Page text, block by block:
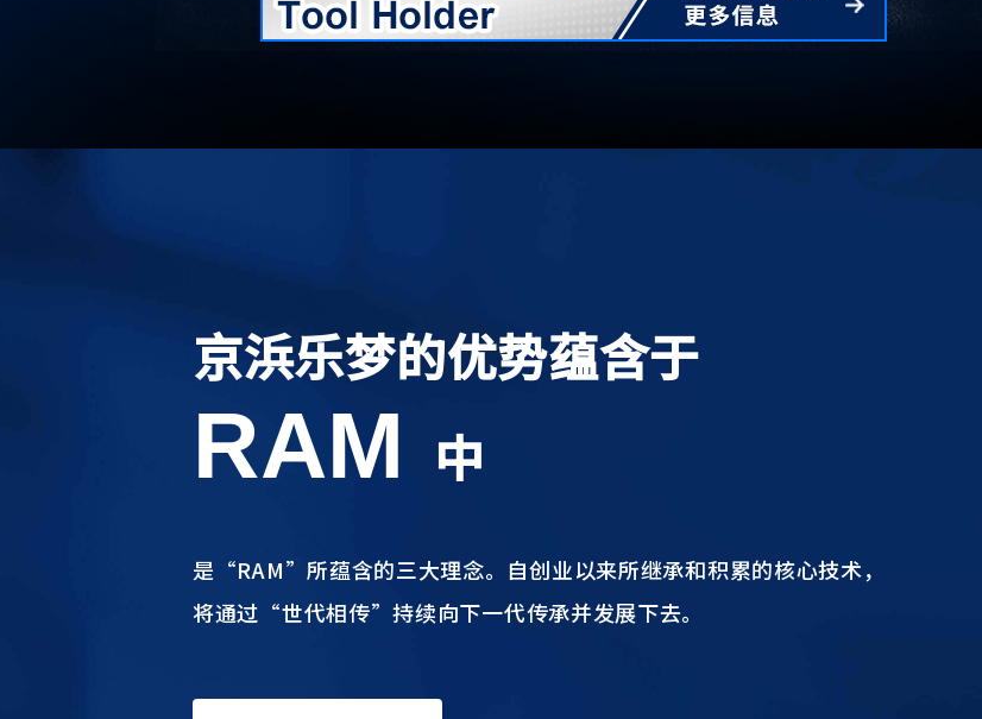
京浜乐梦的优势蕴含于
RAM 中
是“RAM”所蕴含的三大理念。自创业以来所继承和积累的核心技术，
将通过“世代相传”持续向下一代传承并发展下去。